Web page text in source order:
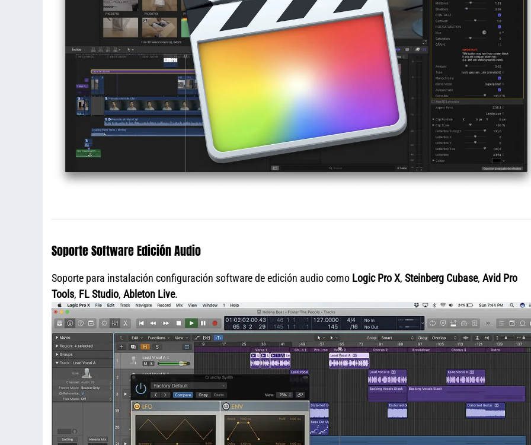
Soporte Software Edición Audio
Soporte para instalación configuración software de edición audio como Logic Pro X, Steinberg Cubase, Avid Pro
Tools, FL Studio, Ableton Live.